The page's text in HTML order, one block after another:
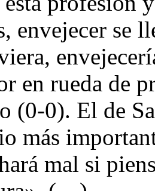
envejecer se
en rueda de
(0-0). El de
más
mal si